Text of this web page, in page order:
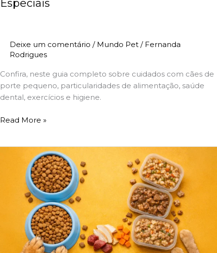
Especiais
Deixe um comentário / Mundo Pet / Fernanda
Rodrigues
Confira, neste guia completo sobre cuidados com cães de
porte pequeno, particularidades de alimentação, saúde
dental, exercícios e higiene.
Read More »
Diferenças
Úmida